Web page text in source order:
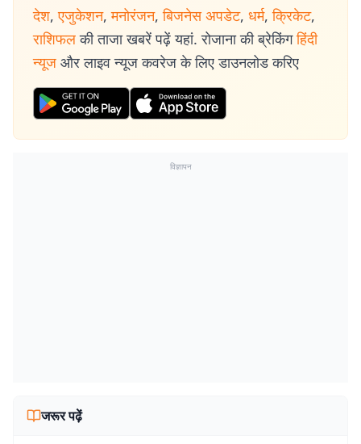
देश, एजुकेशन, मनोरंजन, बिजनेस अपडेट, धर्म, क्रिकेट,
राशिफल की ताजा खबरें पढ़ें यहां. रोजाना की ब्रेकिंग हिंदी
न्यूज और लाइव न्यूज कवरेज के लिए डाउनलोड करिए
विज्ञापन
जरूर पढ़ें